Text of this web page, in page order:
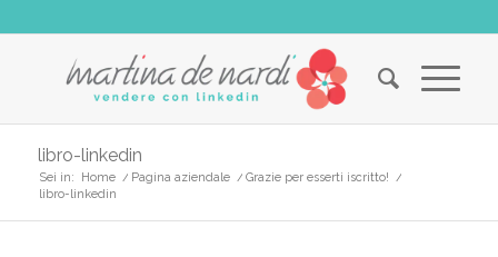
libro-linkedin
Sei in: Home / Pagina aziendale / Grazie per esserti iscritto! /
libro-linkedin